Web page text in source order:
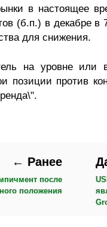
в настоящее
(б.п.) в декабре в
для снижения.
на уровне
против
← Ранее
после
положения